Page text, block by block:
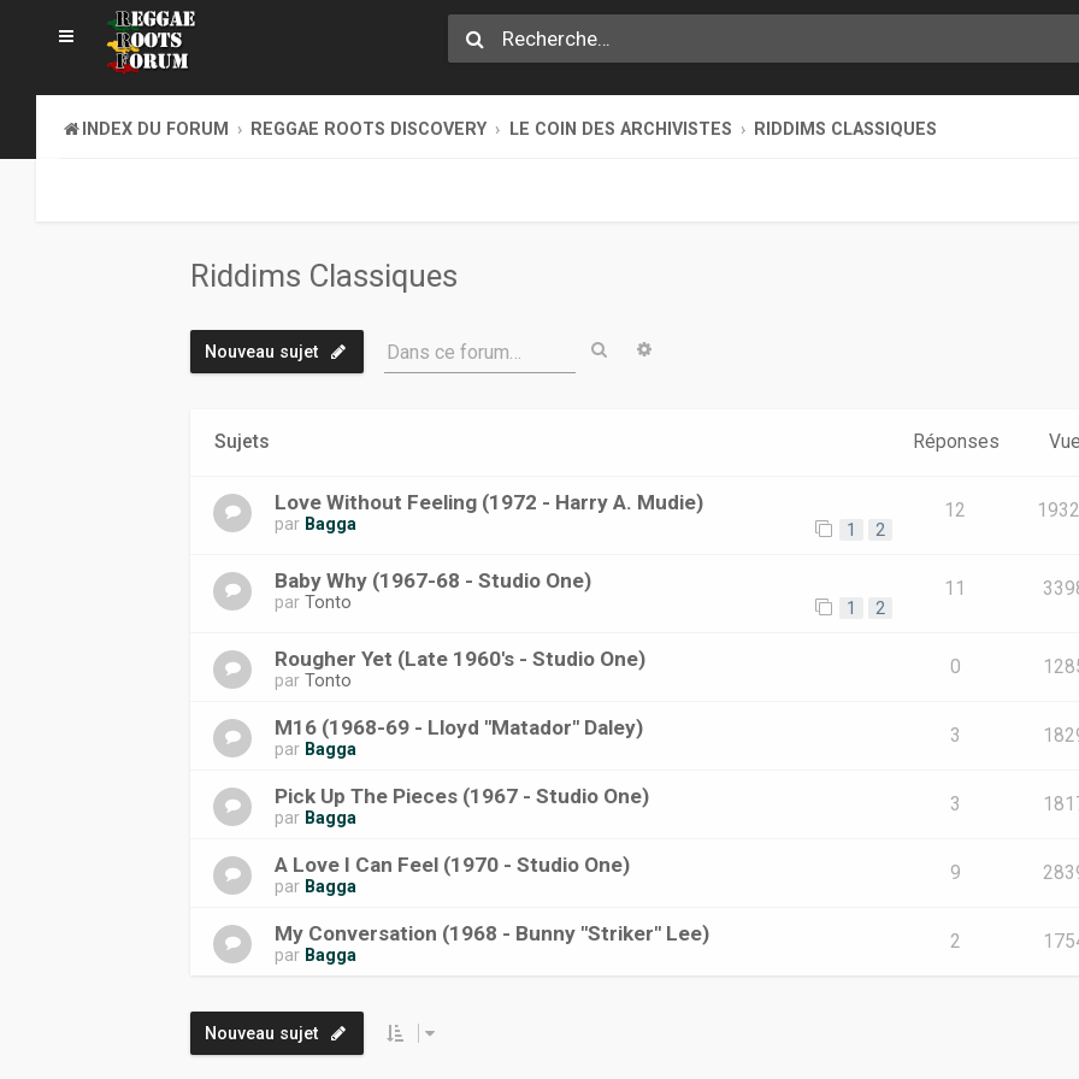
INDEX DU FORUM REGGAE ROOTS DISCOVERY LE COIN DES ARCHIVISTES RIDDIMS CLASSIQUES
Riddims Classiques
Nouveau sujet Dans ce forum… Rechercher
Sujets Réponses
Love Without Feeling (1972 - Harry A. Mudie)
par Bagga 1 2
12
Baby Why (1967-68 - Studio One)
parTonto 1 2
11
Rougher Yet (Late 1960's - Studio One)
parTonto
0
M16 (1968-69 - Lloyd "Matador" Daley)
par Bagga
3
Pick Up The Pieces (1967 - Studio One)
par Bagga
3
A Love I Can Feel (1970 - Studio One)
par Bagga
9
My Conversation (1968 - Bunny "Striker" Lee)
par Bagga
2
Nouveau sujet